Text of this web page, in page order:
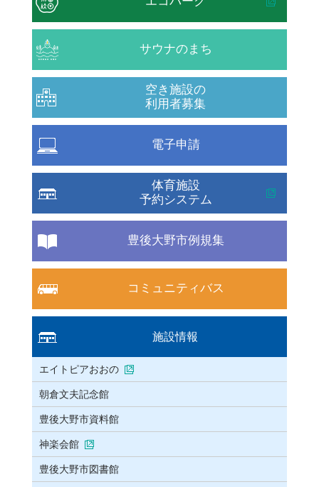
サウナのまち
空き施設の
利用者募集
電子申請
体育施設
予約システム
豊後大野市例規集
コミュニティバス
施設情報
エイトピアおおの
朝倉文夫記念館
豊後大野市資料館
神楽会館
豊後大野市図書館